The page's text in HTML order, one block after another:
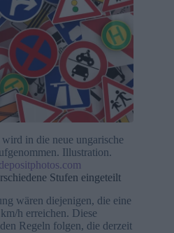
in die neue ungarische
Illustration.
depositphotos.com
Stufen eingeteilt
wären diejenigen, die eine
h erreichen. Diese
Regeln folgen, die derzeit